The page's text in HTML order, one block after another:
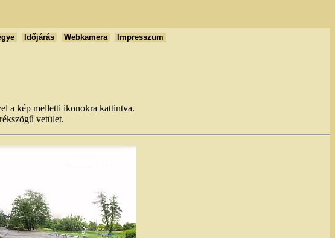
Időjárás Webkamera Impresszum
a kép melletti ikonokra kattintva.
vetület.